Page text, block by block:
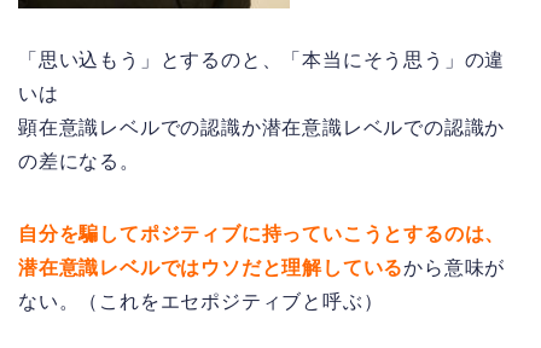
「思い込もう」とするのと、「本当にそう思う」の違
いは
顕在意識レベルでの認識か潜在意識レベルでの認識か
の差になる。
自分を騙してポジティブに持っていこうとするのは、
潜在意識レベルではウソだと理解しているから意味が
ない。（これをエセポジティブと呼ぶ）